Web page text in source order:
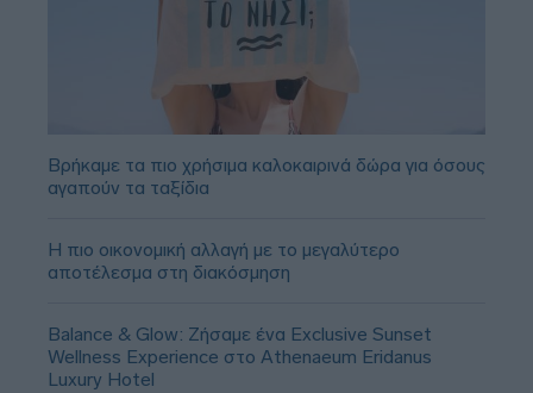
Βρήκαμε τα πιο χρήσιμα καλοκαιρινά δώρα για όσους
αγαπούν τα ταξίδια
Η πιο οικονομική αλλαγή με το μεγαλύτερο
αποτέλεσμα στη διακόσμηση
Balance & Glow: Ζήσαμε ένα Exclusive Sunset
Wellness Experience στο Athenaeum Eridanus
Luxury Hotel